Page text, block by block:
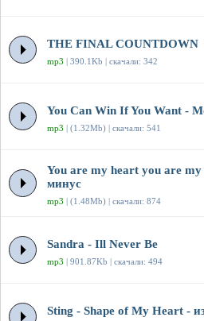
THE FINAL COUNTDOWN
mp3 | 390.1Kb | скачали: 342
You Can Win If You Want -
mp3 | (1.32Mb) | скачали: 541
You are my heart you are my
минус
mp3 | (1.48Mb) | скачали: 874
Sandra - Ill Never Be
mp3 | 901.87Kb | скачали: 494
Sting - Shape of My Heart -